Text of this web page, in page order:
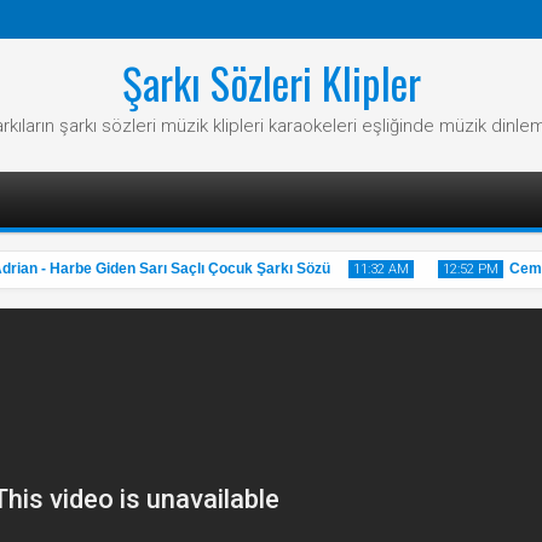
Şarkı Sözleri Klipler
şarkı sözleri müzik klipleri karaokeleri eşliğinde müzik
- Harbe Giden Sarı Saçlı Çocuk Şarkı Sözü 11:32 AM 12:52 PM Cem